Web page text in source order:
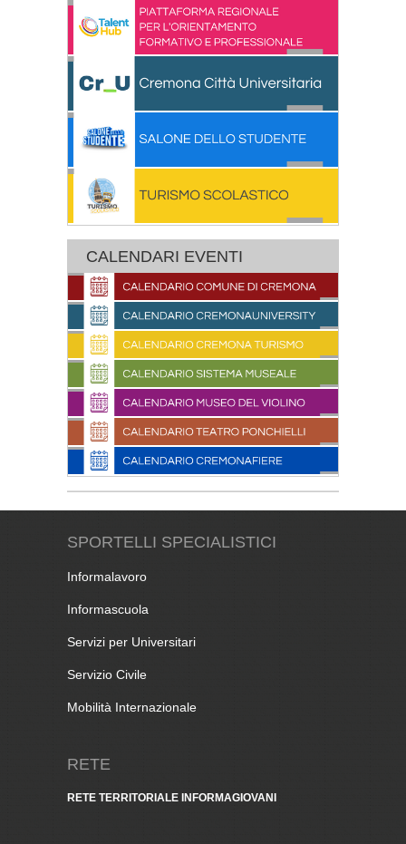
CALENDARI EVENTI
SPORTELLI SPECIALISTICI
Informalavoro
Informascuola
Servizi per Universitari
Servizio Civile
Mobilità Internazionale
RETE
RETE TERRITORIALE INFORMAGIOVANI